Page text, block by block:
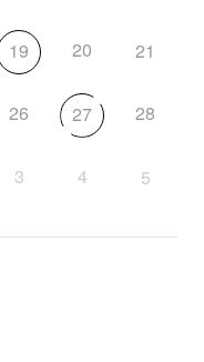
19 20 21
26 27 28
3 4 5